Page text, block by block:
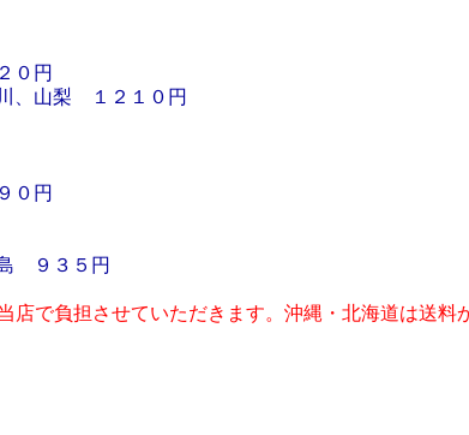
０円
、山梨 １２１０円
０円
９３５円
で負担させていただきます。沖縄・北海道は送料